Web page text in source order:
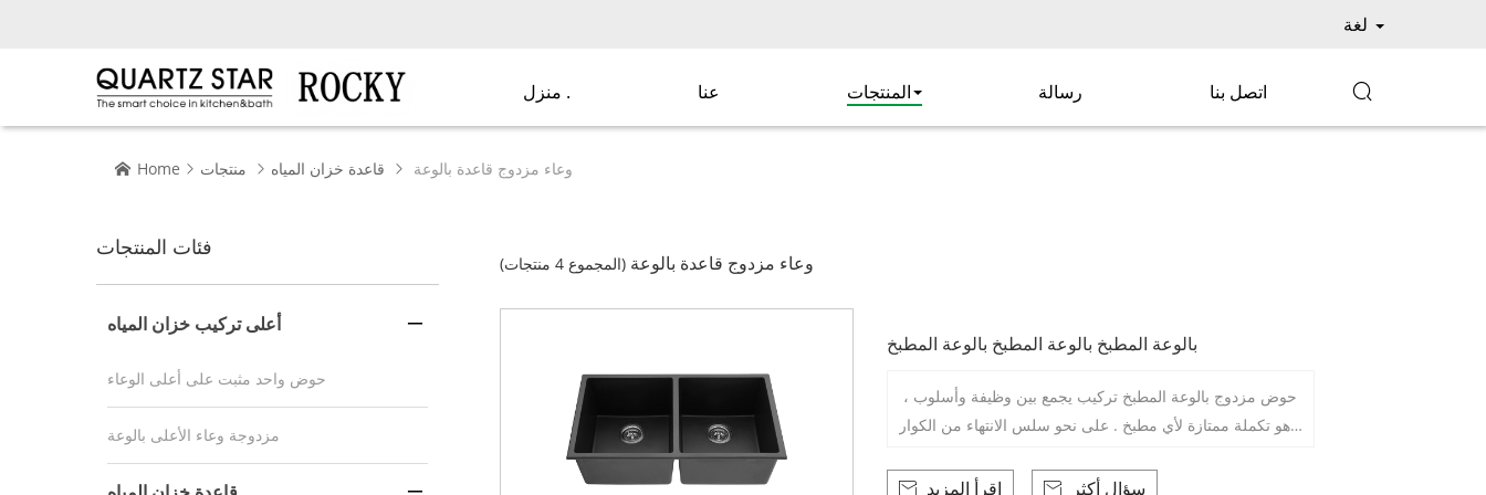
لغة
منزل . عنا المنتجات رسالة اتصل بنا 
 Home  منتجات  قاعدة خزان المياه  وعاء مزدوج قاعدة بالوعة
فئات المنتجات
أعلى تركيب خزان المياه 
حوض واحد مثبت على أعلى الوعاء
مزدوجة وعاء الأعلى بالوعة

وعاء مزدوج قاعدة بالوعة (المجموع 4 منتجات)
بالوعة المطبخ بالوعة المطبخ بالوعة المطبخ
حوض مزدوج بالوعة المطبخ تركيب يجمع بين وظيفة وأسلوب ،
هو تكملة ممتازة لأي مطبخ . على نحو سلس الانتهاء من الكوار
 اقرأ المزيد  سؤال أكثر